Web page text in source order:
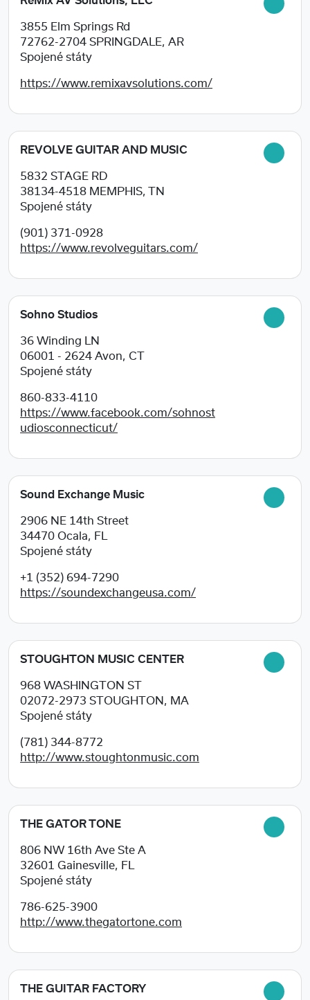
3855 Elm Springs Rd
72762-2704 SPRINGDALE, AR
Spojené státy
https://www.remixavsolutions.com/
REVOLVE GUITAR AND MUSIC
5832 STAGE RD
38134-4518 MEMPHIS, TN
Spojené státy
(901) 371-0928
https://www.revolveguitars.com/
Sohno Studios
36 Winding LN
06001 - 2624 Avon, CT
Spojené státy
860-833-4110
https://www.facebook.com/sohnost
udiosconnecticut/
Sound Exchange Music
2906 NE 14th Street
34470 Ocala, FL
Spojené státy
+1 (352) 694-7290
https://soundexchangeusa.com/
STOUGHTON MUSIC CENTER
968 WASHINGTON ST
02072-2973 STOUGHTON, MA
Spojené státy
(781) 344-8772
http://www.stoughtonmusic.com
THE GATOR TONE
806 NW 16th Ave Ste A
32601 Gainesville, FL
Spojené státy
786-625-3900
http://www.thegatortone.com
THE GUITAR FACTORY